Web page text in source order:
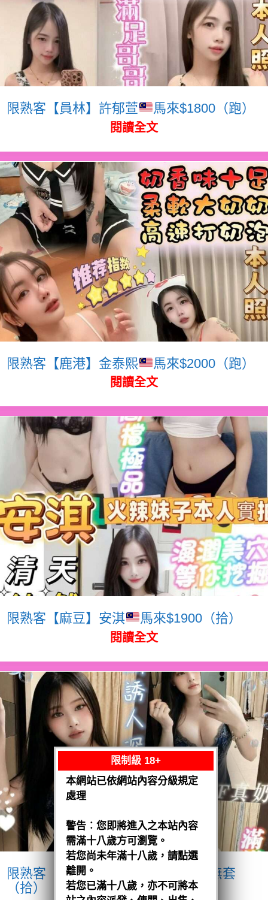
限熟客【員林】許郁萱 馬來$1800（跑）
閱讀全文
限熟客【鹿港】金泰熙 馬來$2000（跑）
閱讀全文
限熟客【麻豆】安淇 馬來$1900（拾）
閱讀全文
限熟客【麻豆】奶妹
馬來$1900 .無套
（拾）
限制級 18+
本網站已依網站內容分級規定
處理
警告︰您即將進入之本站內容
需滿十八歲方可瀏覽。
若您尚未年滿十八歲，請點選
離開。
若您已滿十八歲，亦不可將本